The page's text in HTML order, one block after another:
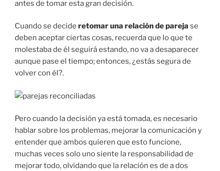
antes de tomar esta gran decisión.
Cuando se decide retomar una relación de pareja se
deben aceptar ciertas cosas, recuerda que lo que te
molestaba de él seguirá estando, no va a desaparecer
aunque pase el tiempo; entonces, ¿estás segura de
volver con él?.
Pero cuando la decisión ya está tomada, es necesario
hablar sobre los problemas, mejorar la comunicación y
entender que ambos quieren que esto funcione,
muchas veces solo uno siente la responsabilidad de
mejorar todo, olvidando que la relación es de a dos